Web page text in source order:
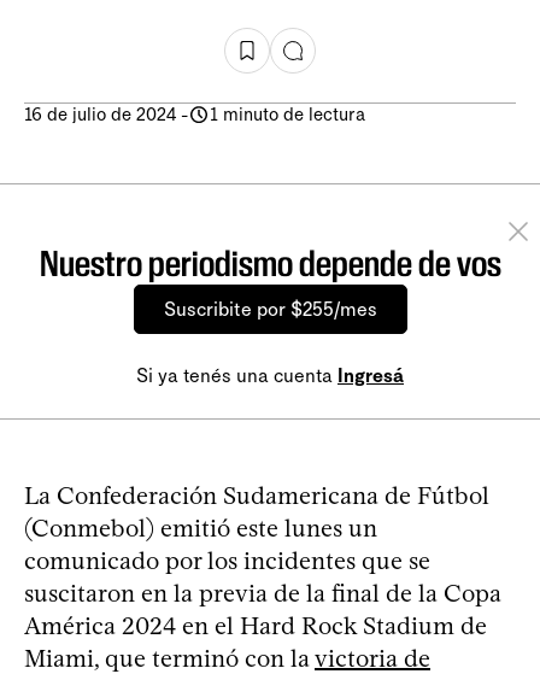
16 de julio de 2024 - 1 minuto de lectura
Nuestro periodismo depende de vos
Suscribite por $255/mes
Si ya tenés una cuenta Ingresá
La Confederación Sudamericana de Fútbol
(Conmebol) emitió este lunes un
comunicado por los incidentes que se
suscitaron en la previa de la final de la Copa
América 2024 en el Hard Rock Stadium de
Miami, que terminó con lavictoria de